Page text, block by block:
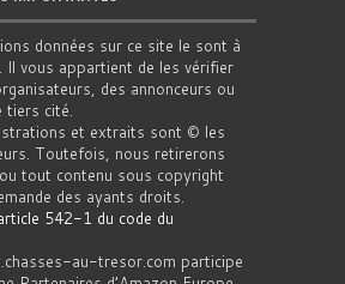
données sur ce site le sont à
Il vous appartient de les vérifier
des annonceurs ou
tiers cité.
et extraits sont © les
Toutefois, nous retirerons
tout contenu sous copyright
des ayants droits.
542-1 du code du
au-tresor.com participe